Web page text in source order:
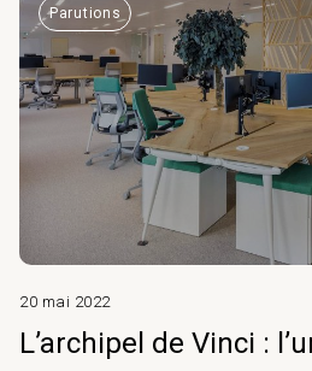
Parutions
20 mai 2022
L’archipel de Vinci :